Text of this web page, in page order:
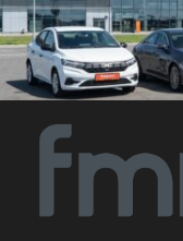
Skip
to
content